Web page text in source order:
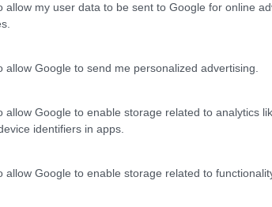
allow my user data to be sent to Google for online
allow Google to send me personalized advertising.
allow Google to enable storage related to analytics
identifiers in apps.
allow Google to enable storage related to
O mercado e os consumidores mudam
três anos depois.
aberto a críticas e a eventuais
e que pode ser, afinal, o melhor.
Pessoal Empreendedor